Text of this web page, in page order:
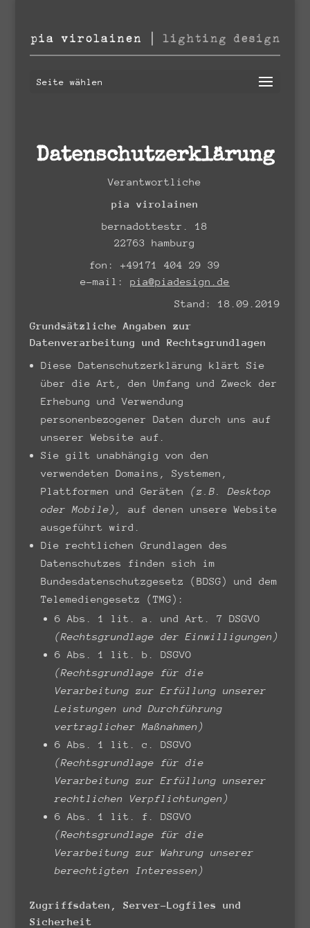
Seite wählen
Datenschutzerklärung
Verantwortliche
pia virolainen
bernadottestr. 18
22763 hamburg
fon: +49171 404 29 39
e-mail: pia@piadesign.de
Stand: 18.09.2019
Grundsätzliche Angaben zur
Datenverarbeitung und Rechtsgrundlagen
Diese Datenschutzerklärung klärt Sie
über die Art, den Umfang und Zweck der
Erhebung und Verwendung
personenbezogener Daten durch uns auf
unserer Website auf.
Sie gilt unabhängig von den
verwendeten Domains, Systemen,
Plattformen und Geräten (z.B. Desktop
oder Mobile), auf denen unsere Website
ausgeführt wird.
Die rechtlichen Grundlagen des
Datenschutzes finden sich im
Bundesdatenschutzgesetz (BDSG) und dem
Telemediengesetz (TMG):
6 Abs. 1 lit. a. und Art. 7 DSGVO
(Rechtsgrundlage der Einwilligungen)
6 Abs. 1 lit. b. DSGVO
(Rechtsgrundlage für die
Verarbeitung zur Erfüllung unserer
Leistungen und Durchführung
vertraglicher Maßnahmen)
6 Abs. 1 lit. c. DSGVO
(Rechtsgrundlage für die
Verarbeitung zur Erfüllung unserer
rechtlichen Verpflichtungen)
6 Abs. 1 lit. f. DSGVO
(Rechtsgrundlage für die
Verarbeitung zur Wahrung unserer
berechtigten Interessen)
Zugriffsdaten, Server-Logfiles und
Sicherheit